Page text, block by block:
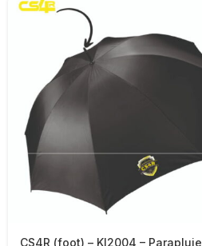
CS4R (foot) – KI2004 – Parapluie